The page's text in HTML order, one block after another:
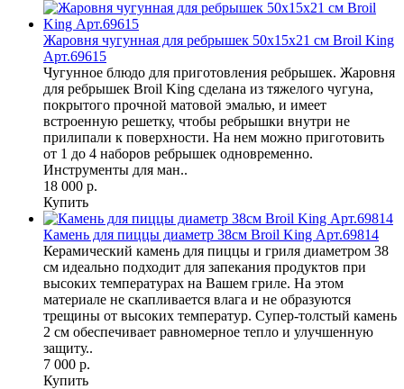
Жаровня чугунная для ребрышек 50х15х21 см Broil King
Арт.69615
Чугунное блюдо для приготовления ребрышек. Жаровня
для ребрышек Broil King сделана из тяжелого чугуна,
покрытого прочной матовой эмалью, и имеет
встроенную решетку, чтобы ребрышки внутри не
прилипали к поверхности. На нем можно приготовить
от 1 до 4 наборов ребрышек одновременно.
Инструменты для ман..
18 000 р.
Купить
Камень для пиццы диаметр 38см Broil King Арт.69814
Керамический камень для пиццы и гриля диаметром 38
см идеально подходит для запекания продуктов при
высоких температурах на Вашем гриле. На этом
материале не скапливается влага и не образуются
трещины от высоких температур. Супер-толстый камень
2 см обеспечивает равномерное тепло и улучшенную
защиту..
7 000 р.
Купить